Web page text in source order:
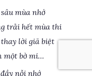
mùa nhớ
trải hết mùa thi
lời giã biệt
một bờ mi…
nỗi nhớ